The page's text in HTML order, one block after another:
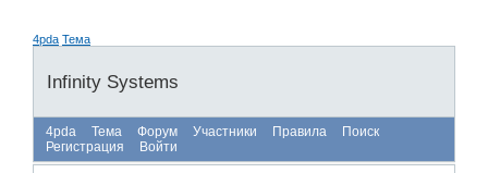
4pda Тема
Infinity Systems
4pda Тема Форум Участники Правила
Поиск
Регистрация
Войти